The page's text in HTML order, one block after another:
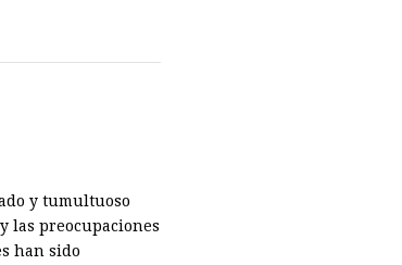
y tumultuoso
las preocupaciones
han sido